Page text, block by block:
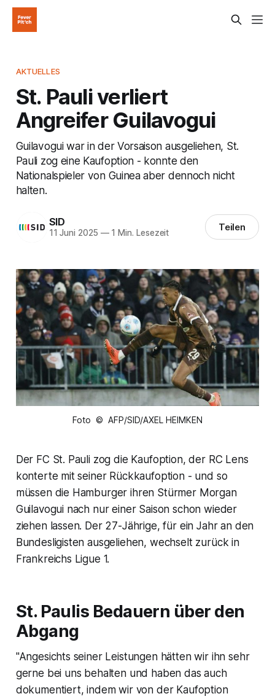
AKTUELLES
St. Pauli verliert
Angreifer Guilavogui
Guilavogui war in der Vorsaison ausgeliehen, St.
Pauli zog eine Kaufoption - konnte den
Nationalspieler von Guinea aber dennoch nicht
halten.
SID
11 Juni 2025 —1 Min. Lesezeit Teilen
Foto © AFP/SID/AXEL HEIMKEN
Der FC St. Pauli zog die Kaufoption, der RC Lens
konterte mit seiner Rückkaufoption - und so
müssen die Hamburger ihren Stürmer Morgan
Guilavogui nach nur einer Saison schon wieder
ziehen lassen. Der 27-Jährige, für ein Jahr an den
Bundesligisten ausgeliehen, wechselt zurück in
Frankreichs Ligue 1.
St. Paulis Bedauern über den
Abgang
"Angesichts seiner Leistungen hätten wir ihn sehr
gerne bei uns behalten und haben das auch
dokumentiert, indem wir von der Kaufoption